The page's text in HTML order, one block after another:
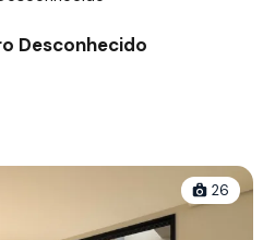
Desconhecido
26